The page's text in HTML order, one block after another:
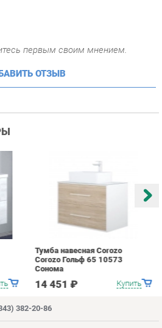
Купить
Corozo Гольф 65 10573
14 451 ₽
ИНФОРМАЦИЯ
О проекте
Контакты
Доставка и Оплата